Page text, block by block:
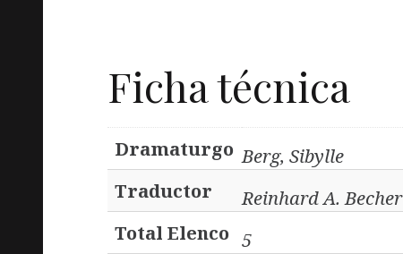
Ficha técnica
Dramaturgo Berg, Sibylle
Traductor
Reinhard A. Becher
Total Elenco 5